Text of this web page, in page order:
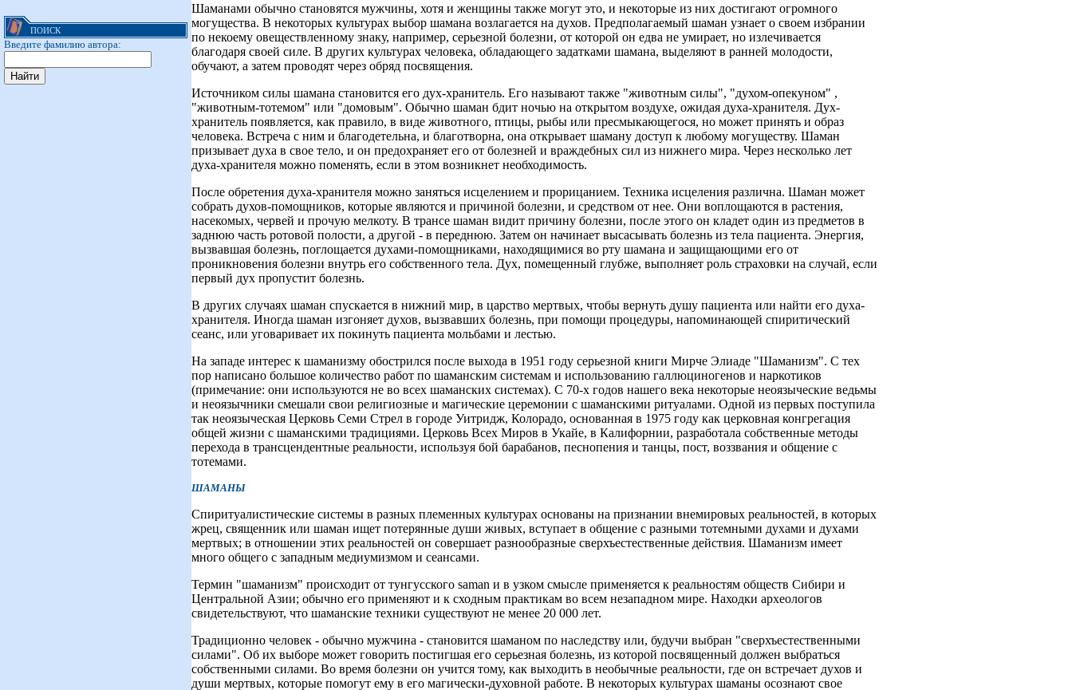
ПОИСК
Введите фамилию автора:
Шаманами обычно становятся мужчины, хотя и женщины также могут это, и некоторые из них достигают огромного
могущества. В некоторых культурах выбор шамана возлагается на духов. Предполагаемый шаман узнает о своем избрании
по некоему овеществленному знаку, например, серьезной болезни, от которой он едва не умирает, но излечивается
благодаря своей силе. В других культурах человека, обладающего задатками шамана, выделяют в ранней молодости,
обучают, а затем проводят через обряд посвящения.
Источником силы шамана становится его дух-хранитель. Его называют также "животным силы", "духом-опекуном" ,
"животным-тотемом" или "домовым". Обычно шаман бдит ночью на открытом воздухе, ожидая духа-хранителя. Дух-
хранитель появляется, как правило, в виде животного, птицы, рыбы или пресмыкающегося, но может принять и образ
человека. Встреча с ним и благодетельна, и благотворна, она открывает шаману доступ к любому могуществу. Шаман
призывает духа в свое тело, и он предохраняет его от болезней и враждебных сил из нижнего мира. Через несколько лет
духа-хранителя можно поменять, если в этом возникнет необходимость.
После обретения духа-хранителя можно заняться исцелением и прорицанием. Техника исцеления различна. Шаман может
собрать духов-помощников, которые являются и причиной болезни, и средством от нее. Они воплощаются в растения,
насекомых, червей и прочую мелкоту. В трансе шаман видит причину болезни, после этого он кладет один из предметов в
заднюю часть ротовой полости, а другой - в переднюю. Затем он начинает высасывать болезнь из тела пациента. Энергия,
вызвавшая болезнь, поглощается духами-помощниками, находящимися во рту шамана и защищающими его от
проникновения болезни внутрь его собственного тела. Дух, помещенный глубже, выполняет роль страховки на случай, если
первый дух пропустит болезнь.
В других случаях шаман спускается в нижний мир, в царство мертвых, чтобы вернуть душу пациента или найти его духа-
хранителя. Иногда шаман изгоняет духов, вызвавших болезнь, при помощи процедуры, напоминающей спиритический
сеанс, или уговаривает их покинуть пациента мольбами и лестью.
На западе интерес к шаманизму обострился после выхода в 1951 году серьезной книги Мирче Элиаде "Шаманизм". С тех
пор написано большое количество работ по шаманским системам и использованию галлюциногенов и наркотиков
(примечание: они используются не во всех шаманских системах). С 70-х годов нашего века некоторые неоязыческие ведьмы
и неоязычники смешали свои религиозные и магические церемонии с шаманскими ритуалами. Одной из первых поступила
так неоязыческая Церковь Семи Стрел в городе Уитридж, Колорадо, основанная в 1975 году как церковная конгрегация
общей жизни с шаманскими традициями. Церковь Всех Миров в Укайе, в Калифорнии, разработала собственные методы
перехода в трансцендентные реальности, используя бой барабанов, песнопения и танцы, пост, воззвания и общение с
тотемами.
ШАМАНЫ
Спиритуалистические системы в разных племенных культурах основаны на признании внемировых реальностей, в которых
жрец, священник или шаман ищет потерянные души живых, вступает в общение с разными тотемными духами и духами
мертвых; в отношении этих реальностей он совершает разнообразные сверхъестественные действия. Шаманизм имеет
много общего с западным медиумизмом и сеансами.
Термин "шаманизм" происходит от тунгусского saman и в узком смысле применяется к реальностям обществ Сибири и
Центральной Азии; обычно его применяют и к сходным практикам во всем незападном мире. Находки археологов
свидетельствуют, что шаманские техники существуют не менее 20 000 лет.
Традиционно человек - обычно мужчина - становится шаманом по наследству или, будучи выбран "сверхъестественными
силами". Об их выборе может говорить постигшая его серьезная болезнь, из которой посвященный должен выбраться
собственными силами. Во время болезни он учится тому, как выходить в необычные реальности, где он встречает духов и
души мертвых, которые помогут ему в его магически-духовной работе. В некоторых культурах шаманы осознают свое